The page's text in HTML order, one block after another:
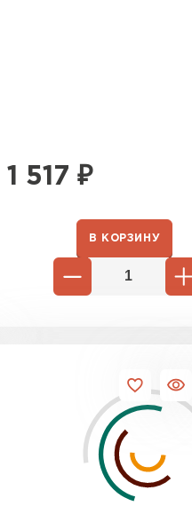
1 517 ₽
В КОРЗИНУ